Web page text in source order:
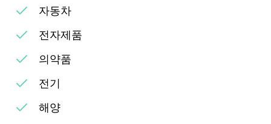
자동차
전자제품
의약품
전기
해양